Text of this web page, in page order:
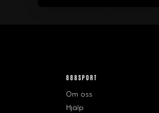
888SPORT
Om oss
Hjälp